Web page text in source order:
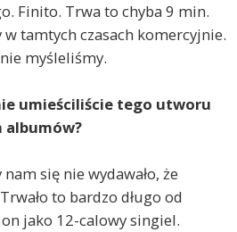
Finito. Trwa to chyba 9 min.
tamtych czasach komercyjnie.
myśleliśmy.
umieściliście tego utworu
albumów?
się nie wydawało, że
to bardzo długo od
on jako 12-calowy singiel.